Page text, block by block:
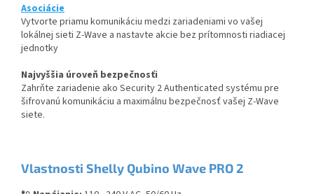
Asociácie
Vytvorte priamu komunikáciu medzi zariadeniami vo vašej
lokálnej sieti Z-Wave a nastavte akcie bez prítomnosti riadiacej
jednotky​
Najvyššia úroveň bezpečnosťi
Zahrňte zariadenie ako Security 2 Authenticated systému pre
šifrovanú komunikáciu a maximálnu bezpečnosť vašej Z-Wave
siete.​
Vlastnosti Shelly Qubino Wave PRO 2